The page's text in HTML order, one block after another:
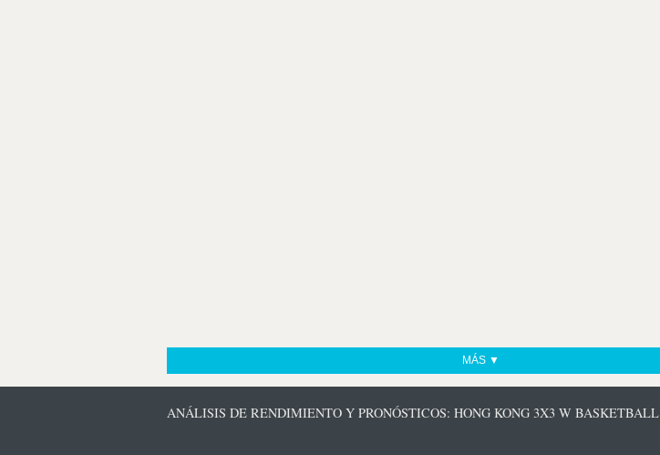
MÁS ▼
ANÁLISIS DE RENDIMIENTO Y PRONÓSTICOS: HONG KONG 3X3 W BASKETBALL